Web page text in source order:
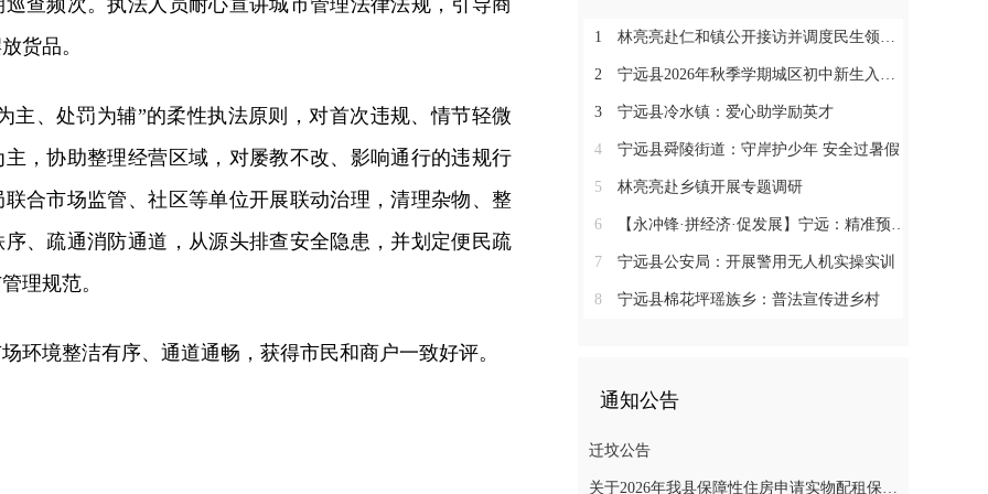
查频次。执法人员耐心宣讲城市管理法律法规，引导商
货品。
主、处罚为辅”的柔性执法原则，对首次违规、情节轻微
，协助整理经营区域，对屡教不改、影响通行的违规行
合市场监管、社区等单位开展联动治理，清理杂物、整
、疏通消防通道，从源头排查安全隐患，并划定便民疏
理规范。
环境整洁有序、通道通畅，获得市民和商户一致好评。
1 林亮亮赴仁和镇公开接访并调度民生领域信访工作
2 宁远县2026年秋季学期城区初中新生入学微机派位工作顺利收官
3 宁远县冷水镇：爱心助学励英才
4 宁远县舜陵街道：守岸护少年 安全过暑假
5 林亮亮赴乡镇开展专题调研
6 【永冲锋·拼经济·促发展】宁远：精准预约少跑路 阳光收烟暖农心
7 宁远县公安局：开展警用无人机实操实训
8 宁远县棉花坪瑶族乡：普法宣传进乡村
通知公告
迁坟公告
关于2026年我县保障性住房申请实物配租保障家庭的公示(第十一批)